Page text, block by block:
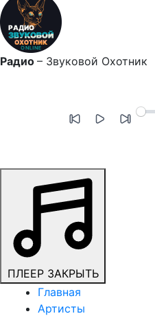
Радио – Звуковой Охотник
ПЛЕЕР ЗАКРЫТЬ
Главная
Артисты